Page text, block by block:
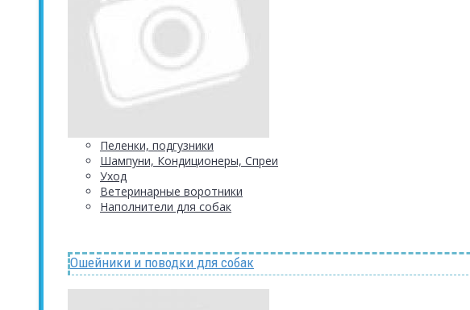
Пеленки, подгузники
Шампуни, Кондиционеры, Спреи
Уход
Ветеринарные воротники
Наполнители для собак
Ошейники и поводки для собак